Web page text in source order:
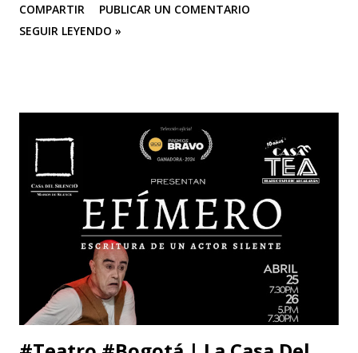
de octubre del 2025 en el Corredor Cultural Del Centro
Comercial Los Ángeles, dónde actualmente se han
Galponcito De Umbral- Correo De Voz Teatro , Candela
Teatro y CASA TEA -Teatro Estudio Alcaraván- este último,
organizador del festival. Teatro Estudio Alcaraván, las
salas del corredor cultural, los grupos y artistas
participantes les hacen una cordial invitación al público
capitalino y a los espectadores del arte y la cultura en la
ciudad (y fuera de ella) para que asistan a la tercera versión
de este festival internacional de teatro que este año les ...
COMPARTIR
PUBLICAR UN COMENTARIO
SEGUIR LEYENDO »